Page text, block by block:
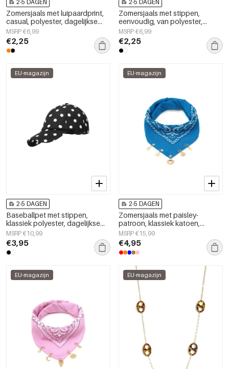
2-5 DAGEN
Zomersjaals met luipaardprint,
casual, polyester, dagelijkse
accessoires
MSRP €6,99
€2,25
2-5 DAGEN
Zomersjaals met stippen,
eenvoudig, van polyester,
geschikt voor dagelijks gebruik.
MSRP €6,99
€2,25
EU-magazijn
2-5 DAGEN
Baseballpet met stippen,
klassiek polyester, dagelijkse
accessoires
MSRP €10,99
€3,95
EU-magazijn
2-5 DAGEN
Zomersjaals met paisley-
patroon, klassiek katoen,
dagelijkse accessoires
MSRP €15,99
€4,95
EU-magazijn EU-magazijn